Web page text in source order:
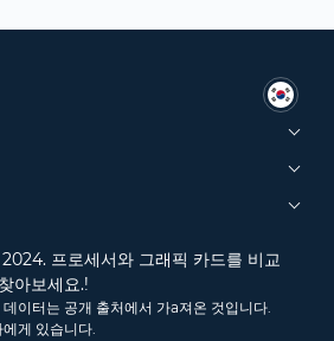
프로세서와 그래픽 카드를 비교
아보세요.!
이터는 공개 출처에서 가a져온 것입니다.
게 있습니다.